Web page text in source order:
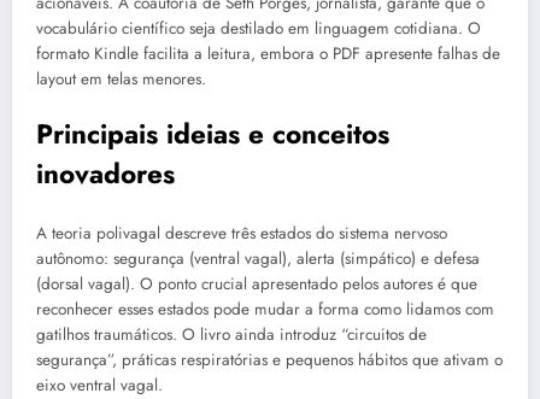
vocabulário científico seja destilado em linguagem cotidiana. O
formato Kindle facilita a leitura, embora o PDF apresente falhas de
layout em telas menores.
Principais ideias e conceitos
inovadores
A teoria polivagal descreve três estados do sistema nervoso
autônomo: segurança (ventral vagal), alerta (simpático) e defesa
(dorsal vagal). O ponto crucial apresentado pelos autores é que
reconhecer esses estados pode mudar a forma como lidamos com
gatilhos traumáticos. O livro ainda introduz “circuitos de
segurança”, práticas respiratórias e pequenos hábitos que ativam o
eixo ventral vagal.